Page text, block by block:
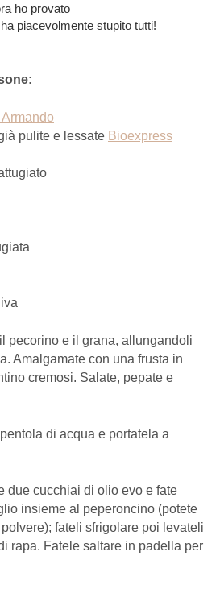
ho provato
piacevolmente stupito tutti!
Armando
pulite e lessate Bioexpress
pecorino e il grana, allungandoli
Amalgamate con una frusta in
cremosi. Salate, pepate e
di acqua e portatela a
due cucchiai di olio evo e fate
insieme al peperoncino (potete
fateli sfrigolare poi levateli
rapa. Fatele saltare in padella per